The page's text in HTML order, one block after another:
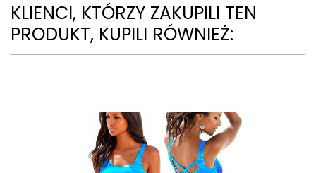
KLIENCI, KTÓRZY ZAKUPILI TEN
PRODUKT, KUPILI RÓWNIEŻ: